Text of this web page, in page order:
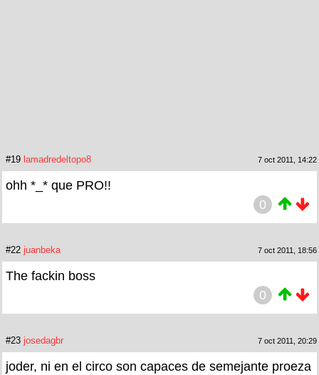
#19 lamadredeltopo8 7 oct 2011, 14:22
ohh *_* que PRO!!
0
#22 juanbeka 7 oct 2011, 18:56
The fackin boss
0
#23 josedagbr 7 oct 2011, 20:29
joder, ni en el circo son capaces de semejante proeza